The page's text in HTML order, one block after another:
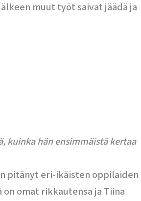
muut työt saivat jäädä ja
kuinka hän ensimmäistä kertaa
pitänyt eri-ikäisten oppilaiden
omat rikkautensa ja Tiina